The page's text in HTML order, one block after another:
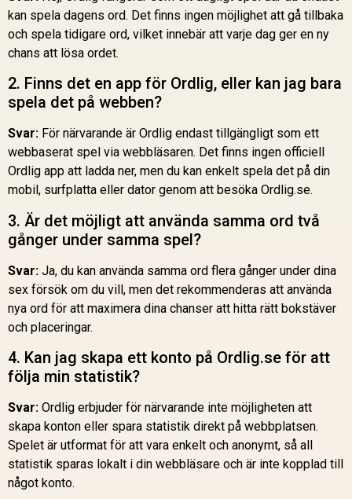
kan spela dagens ord. Det finns ingen möjlighet att gå tillbaka
och spela tidigare ord, vilket innebär att varje dag ger en ny
chans att lösa ordet.
2. Finns det en app för Ordlig, eller kan jag bara
spela det på webben?
Svar: För närvarande är Ordlig endast tillgängligt som ett
webbaserat spel via webbläsaren. Det finns ingen officiell
Ordlig app att ladda ner, men du kan enkelt spela det på din
mobil, surfplatta eller dator genom att besöka Ordlig.se.
3. Är det möjligt att använda samma ord två
gånger under samma spel?
Svar: Ja, du kan använda samma ord flera gånger under dina
sex försök om du vill, men det rekommenderas att använda
nya ord för att maximera dina chanser att hitta rätt bokstäver
och placeringar.
4. Kan jag skapa ett konto på Ordlig.se för att
följa min statistik?
Svar: Ordlig erbjuder för närvarande inte möjligheten att
skapa konton eller spara statistik direkt på webbplatsen.
Spelet är utformat för att vara enkelt och anonymt, så all
statistik sparas lokalt i din webbläsare och är inte kopplad till
något konto.